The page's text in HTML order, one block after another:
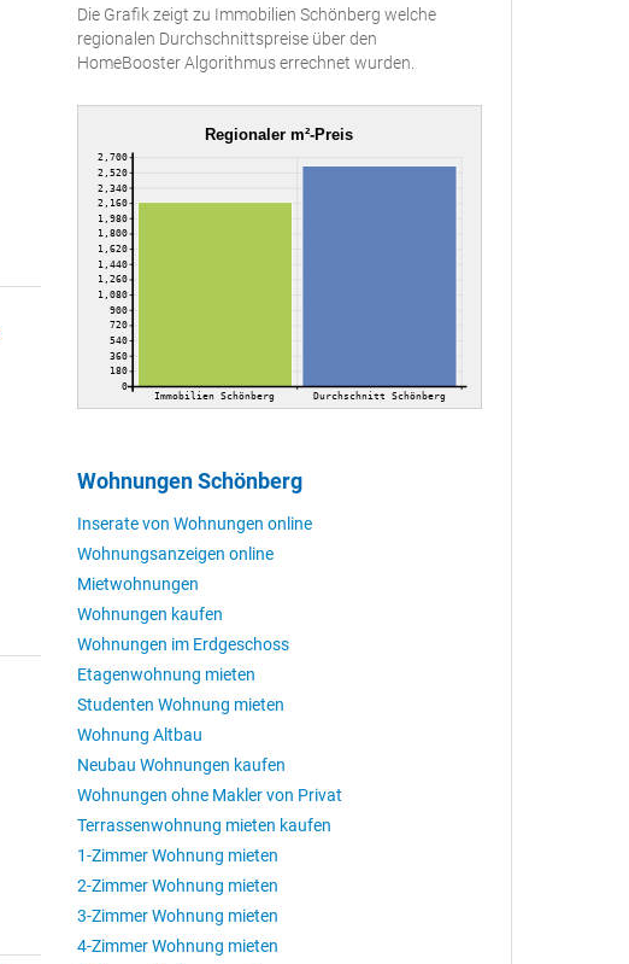
Die Grafik zeigt zu Immobilien Schönberg welche
regionalen Durchschnittspreise über den
HomeBooster Algorithmus errechnet wurden.
Regionaler m²-Preis
0
180
360
540
720
900
1,080
1,260
1,440
1,620
1,800
1,980
2,160
2,340
2,520
2,700
Immobilien Schönberg Durchschnitt Schönberg
Wohnungen Schönberg
Inserate von Wohnungen online
Wohnungsanzeigen online
Mietwohnungen
Wohnungen kaufen
Wohnungen im Erdgeschoss
Etagenwohnung mieten
Studenten Wohnung mieten
Wohnung Altbau
Neubau Wohnungen kaufen
Wohnungen ohne Makler von Privat
Terrassenwohnung mieten kaufen
1-Zimmer Wohnung mieten
2-Zimmer Wohnung mieten
3-Zimmer Wohnung mieten
4-Zimmer Wohnung mieten